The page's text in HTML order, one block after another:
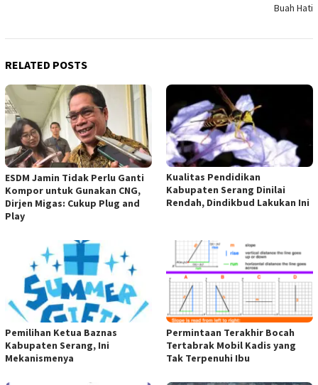
Buah Hati
RELATED POSTS
ESDM Jamin Tidak Perlu Ganti
Kompor untuk Gunakan CNG,
Dirjen Migas: Cukup Plug and
Play
Kualitas Pendidikan
Kabupaten Serang Dinilai
Rendah, Dindikbud Lakukan Ini
Pemilihan Ketua Baznas
Kabupaten Serang, Ini
Mekanismenya
Permintaan Terakhir Bocah
Tertabrak Mobil Kadis yang
Tak Terpenuhi Ibu